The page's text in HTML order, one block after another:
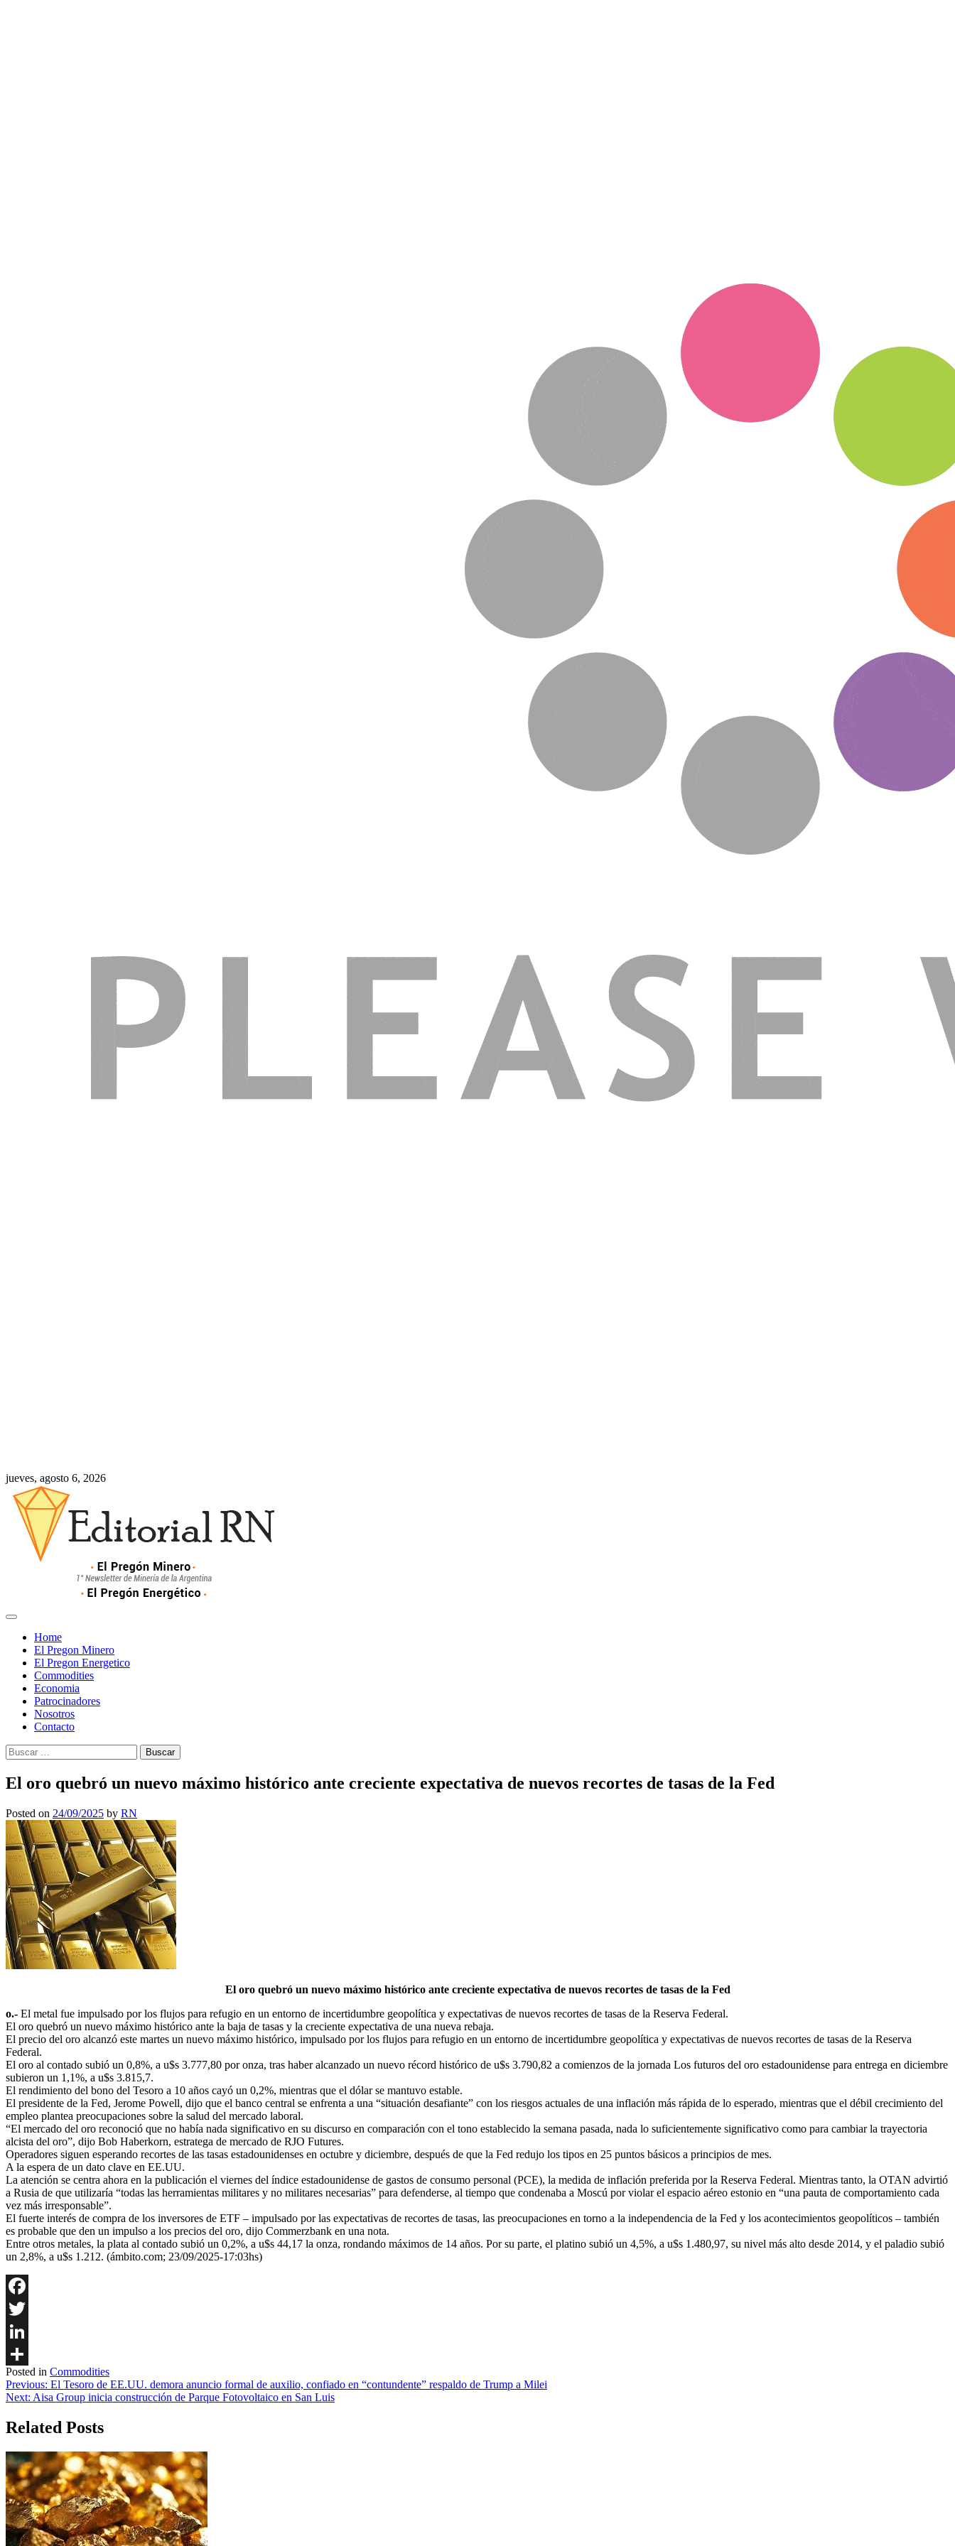
jueves, agosto 6, 2026
Home
El Pregon Minero
El Pregon Energetico
Commodities
Economia
Patrocinadores
Nosotros
Contacto
Buscar:
El oro quebró un nuevo máximo histórico ante creciente expectativa de nuevos recortes de tasas de la Fed
Posted on 24/09/2025 by RN
El oro quebró un nuevo máximo histórico ante creciente expectativa de nuevos recortes de tasas de la Fed
o.- El metal fue impulsado por los flujos para refugio en un entorno de incertidumbre geopolítica y expectativas de nuevos recortes de tasas de la Reserva Federal.
El oro quebró un nuevo máximo histórico ante la baja de tasas y la creciente expectativa de una nueva rebaja.
El precio del oro alcanzó este martes un nuevo máximo histórico, impulsado por los flujos para refugio en un entorno de incertidumbre geopolítica y expectativas de nuevos recortes de tasas de la Reserva
Federal.
El oro al contado subió un 0,8%, a u$s 3.777,80 por onza, tras haber alcanzado un nuevo récord histórico de u$s 3.790,82 a comienzos de la jornada Los futuros del oro estadounidense para entrega en diciembre
subieron un 1,1%, a u$s 3.815,7.
El rendimiento del bono del Tesoro a 10 años cayó un 0,2%, mientras que el dólar se mantuvo estable.
El presidente de la Fed, Jerome Powell, dijo que el banco central se enfrenta a una “situación desafiante” con los riesgos actuales de una inflación más rápida de lo esperado, mientras que el débil crecimiento del
empleo plantea preocupaciones sobre la salud del mercado laboral.
“El mercado del oro reconoció que no había nada significativo en su discurso en comparación con el tono establecido la semana pasada, nada lo suficientemente significativo como para cambiar la trayectoria
alcista del oro”, dijo Bob Haberkorn, estratega de mercado de RJO Futures.
Operadores siguen esperando recortes de las tasas estadounidenses en octubre y diciembre, después de que la Fed redujo los tipos en 25 puntos básicos a principios de mes.
A la espera de un dato clave en EE.UU.
La atención se centra ahora en la publicación el viernes del índice estadounidense de gastos de consumo personal (PCE), la medida de inflación preferida por la Reserva Federal. Mientras tanto, la OTAN advirtió
a Rusia de que utilizaría “todas las herramientas militares y no militares necesarias” para defenderse, al tiempo que condenaba a Moscú por violar el espacio aéreo estonio en “una pauta de comportamiento cada
vez más irresponsable”.
El fuerte interés de compra de los inversores de ETF – impulsado por las expectativas de recortes de tasas, las preocupaciones en torno a la independencia de la Fed y los acontecimientos geopolíticos – también
es probable que den un impulso a los precios del oro, dijo Commerzbank en una nota.
Entre otros metales, la plata al contado subió un 0,2%, a u$s 44,17 la onza, rondando máximos de 14 años. Por su parte, el platino subió un 4,5%, a u$s 1.480,97, su nivel más alto desde 2014, y el paladio subió
un 2,8%, a u$s 1.212. (ámbito.com; 23/09/2025-17:03hs)
Facebook
Twitter
LinkedIn
Share
Posted in Commodities
Navegación
de
entradas
Previous: El Tesoro de EE.UU. demora anuncio formal de auxilio, confiado en “contundente” respaldo de Trump a Milei
Next: Aisa Group inicia construcción de Parque Fotovoltaico en San Luis
Related Posts